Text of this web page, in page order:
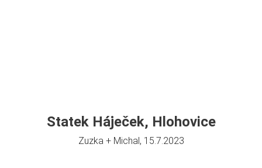
Statek Háječek, Hlohovice
Zuzka + Michal, 15.7.2023